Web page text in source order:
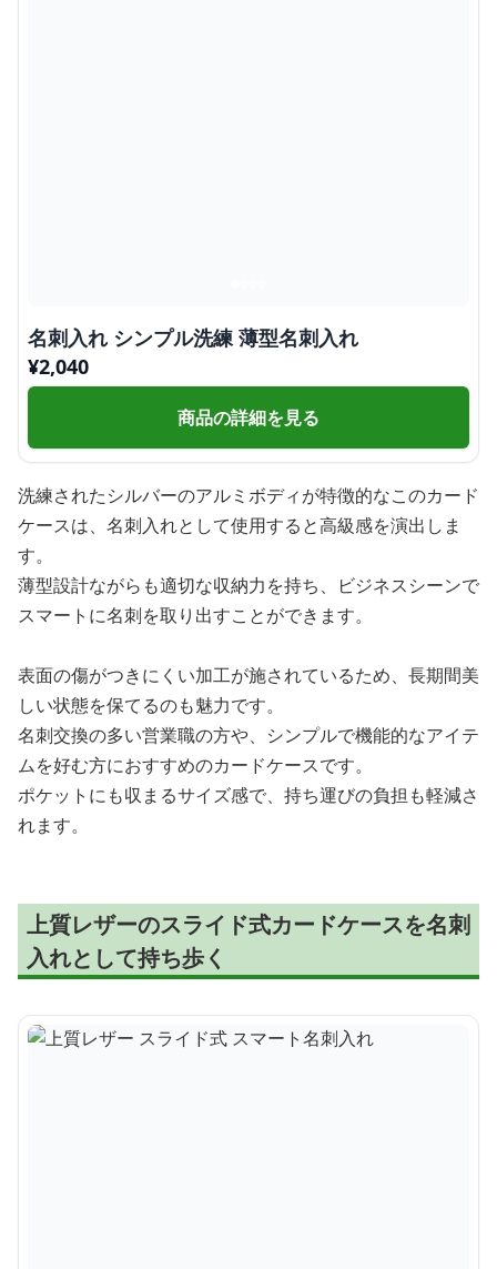
名刺入れ シンプル洗練 薄型名刺入れ
¥2,040
商品の詳細を見る
洗練されたシルバーのアルミボディが特徴的なこのカード
ケースは、名刺入れとして使用すると高級感を演出しま
す。
薄型設計ながらも適切な収納力を持ち、ビジネスシーンで
スマートに名刺を取り出すことができます。
表面の傷がつきにくい加工が施されているため、長期間美
しい状態を保てるのも魅力です。
名刺交換の多い営業職の方や、シンプルで機能的なアイテ
ムを好む方におすすめのカードケースです。
ポケットにも収まるサイズ感で、持ち運びの負担も軽減さ
れます。
上質レザーのスライド式カードケースを名刺
入れとして持ち歩く